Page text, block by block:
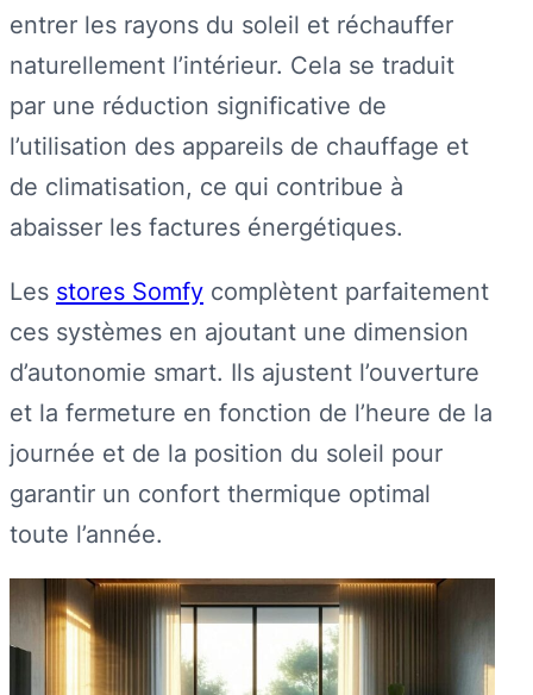
entrer les rayons du soleil et réchauffer
naturellement l’intérieur. Cela se traduit
par une réduction significative de
l’utilisation des appareils de chauffage et
de climatisation, ce qui contribue à
abaisser les factures énergétiques.
Les stores Somfy complètent parfaitement
ces systèmes en ajoutant une dimension
d’autonomie smart. Ils ajustent l’ouverture
et la fermeture en fonction de l’heure de la
journée et de la position du soleil pour
garantir un confort thermique optimal
toute l’année.